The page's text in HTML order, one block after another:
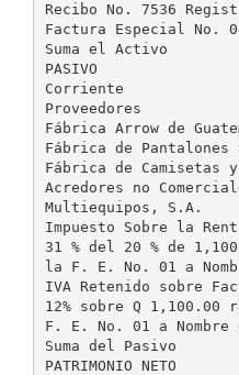
Recibo No. 7536
Factura Especial No.
Suma el Activo
PASIVO
Corriente
Proveedores
Fábrica Arrow de
Fábrica de Pantalones
Fábrica de
Acredores no
Multiequipos, S.A.
Impuesto Sobre la
31 % del 20 % de
la F. E. No. 01 a
IVA Retenido sobre
12% sobre Q
F. E. No. 01 a
Suma del Pasivo
PATRIMONIO NETO